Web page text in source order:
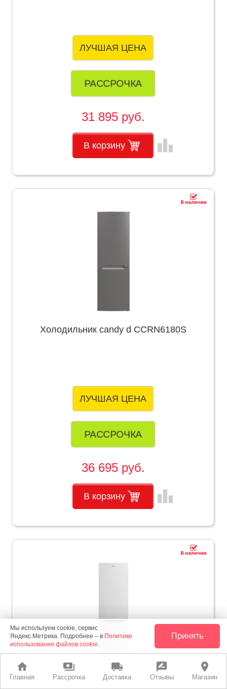
home
Главная
payments
Рассрочка
local_shipping
Доставка
rate_review
Отзывы
place
Магазин
ЛУЧШАЯ ЦЕНА
РАССРОЧКА
31 895 руб.
В корзину leaderboard
Холодильник candy d CCRN6180S
ЛУЧШАЯ ЦЕНА
РАССРОЧКА
36 695 руб.
В корзину leaderboard
Холодильник candy d CCRN6200W
Мы используем cookie, сервис
Яндекс.Метрика. Подробнее – в Политике
использования файлов cookie.
Принять